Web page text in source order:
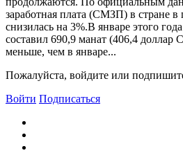
заработная плата (СМЗП) в стране в
снизилась на 3%.В январе этого
составил 690,9 манат (406,4
меньше, чем в январе...
Пожалуйста, войдите или
Войти Подписаться